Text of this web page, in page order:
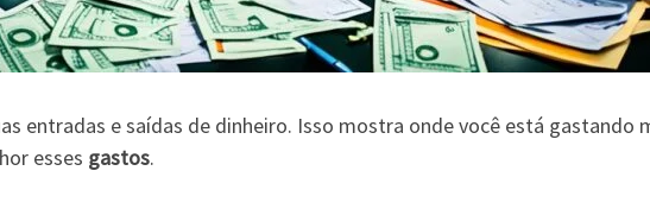
entradas e saídas de dinheiro. Isso mostra onde você está gastando
esses gastos.